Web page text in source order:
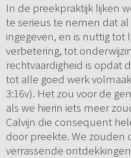
In de preekpraktijk lijken
te serieus te nemen dat al
ingegeven, en is nuttig tot
verbetering, tot
rechtvaardigheid is opdat
tot alle goed werk
3:16v). Het zou voor de
als we hierin iets meer
Calvijn die consequent
door preekte. We zouden
verrassende